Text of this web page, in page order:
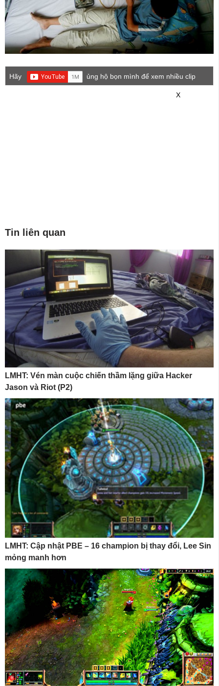
Hãy
ủng hộ bọn mình để xem nhiều clip
X
Tin liên quan
LMHT: Vén màn cuộc chiến thầm lặng giữa Hacker
Jason và Riot (P2)
LMHT: Cập nhật PBE – 16 champion bị thay đổi, Lee Sin
mỏng manh hơn